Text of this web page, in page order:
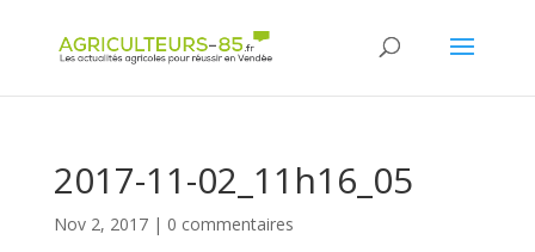
2017-11-02_11h16_05
Nov 2, 2017| 0 commentaires